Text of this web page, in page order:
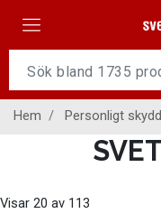
Slangpaket
Personligt skydd
Kap/Slip
Hem Personligt skydd
Visar 20 av 113